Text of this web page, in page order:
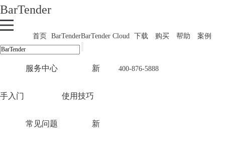
BarTender
首页 BarTenderBarTender Cloud 下载 购买 帮助 案例
400-876-5888
服务中心 新
手入门 使用技巧
常见问题 新